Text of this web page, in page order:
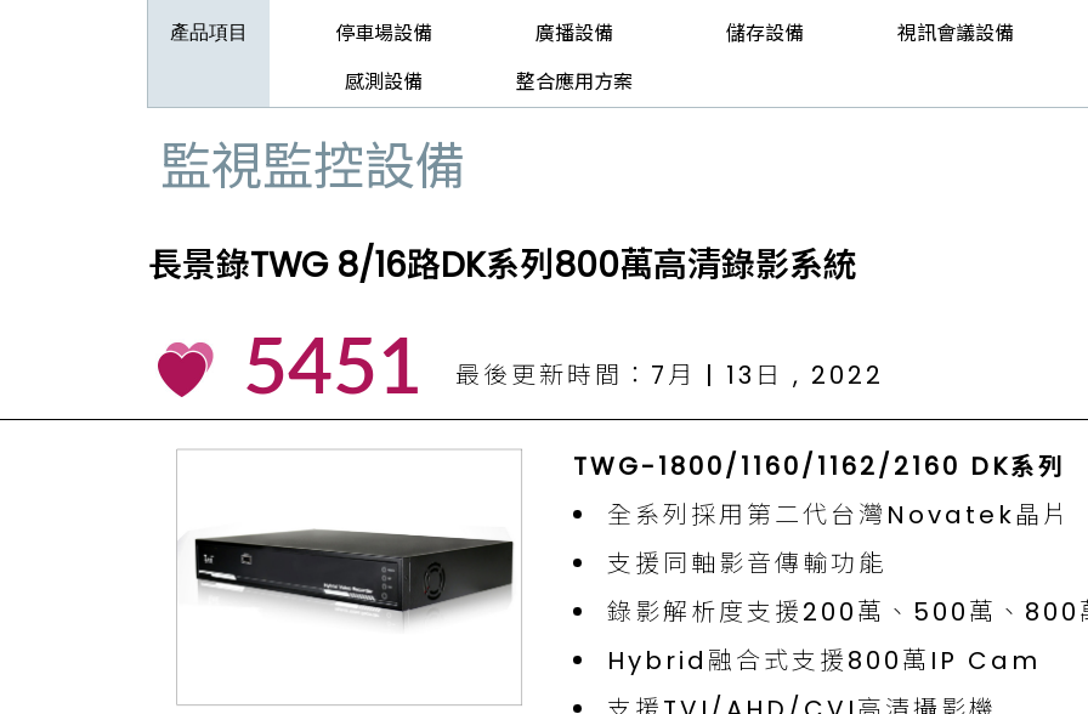
產品項目
停車場設備
廣播設備 儲存設備
視訊會議設備
感測設備
整合應用方案
監視監控設備
長景錄TWG 8/16路DK系列800萬高清錄影系統
5451 最後更新時間：7月 | 13日 , 2022
TWG-1800/1160/1162/2160 DK系列
全系列採用第二代台灣Novatek晶片
支援同軸影音傳輸功能
錄影解析度支援200萬、500萬、800
Hybrid融合式支援800萬IP Cam